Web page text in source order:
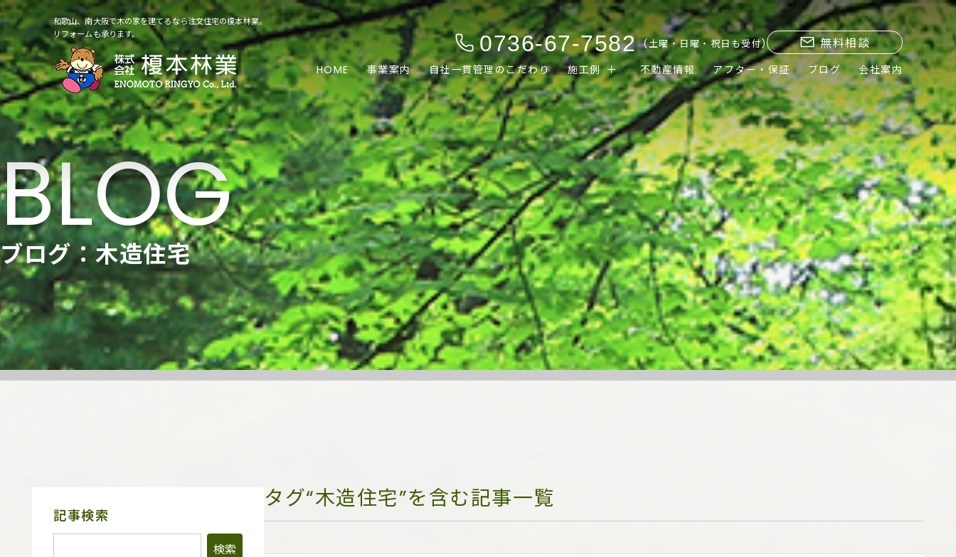
和歌山、南大阪で木の家を建てるなら注文住宅の榎本林業。
リフォームも承ります。
0736-67-7582 (土曜・日曜・祝日も受付) 無料相談
HOME 事業案内 自社一貫管理のこだわり 施工例 不動産情報 アフター・保証 ブログ 会社案内
ブログ：木造住宅
タグ“木造住宅”を含む記事一覧
サ
記事検索